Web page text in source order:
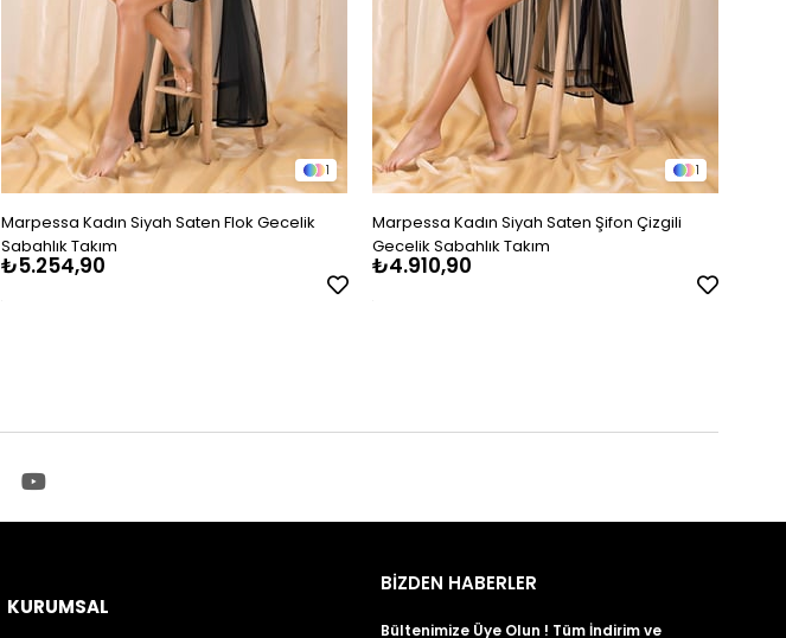
1
Marpessa Kadın Siyah Saten Flok Gecelik
Sabahlık Takım
₺5.254,90
1
Marpessa Kadın Siyah Saten Şifon Çizgili
Gecelik Sabahlık Takım
₺4.910,90
KURUMSAL
BİZDEN HABERLER
Bültenimize Üye Olun ! Tüm İndirim ve